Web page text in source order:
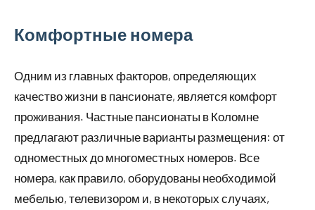
Комфортные номера
Одним из главных факторов, определяющих
качество жизни в пансионате, является комфорт
проживания. Частные пансионаты в Коломне
предлагают различные варианты размещения: от
одноместных до многоместных номеров. Все
номера, как правило, оборудованы необходимой
мебелью, телевизором и, в некоторых случаях,